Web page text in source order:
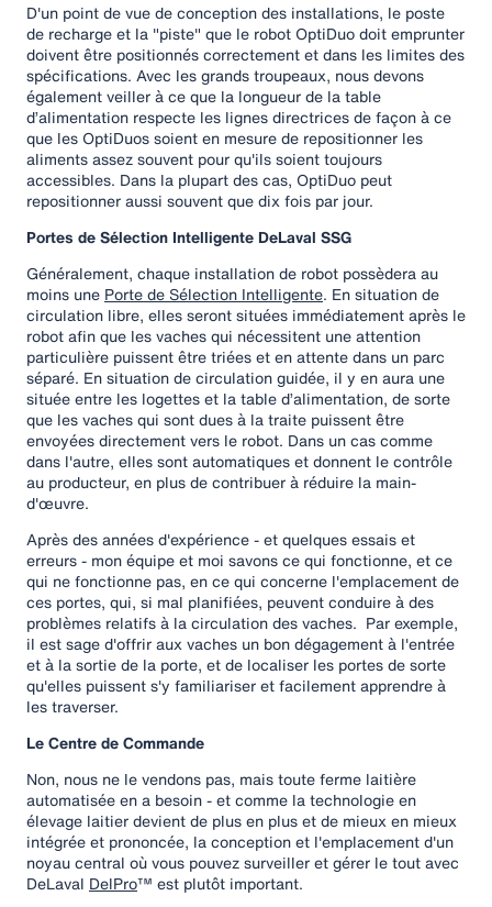
D'un point de vue de conception des installations, le poste
de recharge et la "piste" que le robot OptiDuo doit emprunter
doivent être positionnés correctement et dans les limites des
spécifications. Avec les grands troupeaux, nous devons
également veiller à ce que la longueur de la table
d’alimentation respecte les lignes directrices de façon à ce
que les OptiDuos soient en mesure de repositionner les
aliments assez souvent pour qu'ils soient toujours
accessibles. Dans la plupart des cas, OptiDuo peut
repositionner aussi souvent que dix fois par jour.
Portes de Sélection Intelligente DeLaval SSG
Généralement, chaque installation de robot possèdera au
moins une Porte de Sélection Intelligente. En situation de
circulation libre, elles seront situées immédiatement après le
robot afin que les vaches qui nécessitent une attention
particulière puissent être triées et en attente dans un parc
séparé. En situation de circulation guidée, il y en aura une
située entre les logettes et la table d’alimentation, de sorte
que les vaches qui sont dues à la traite puissent être
envoyées directement vers le robot. Dans un cas comme
dans l'autre, elles sont automatiques et donnent le contrôle
au producteur, en plus de contribuer à réduire la main-
d'œuvre.
Après des années d'expérience - et quelques essais et
erreurs - mon équipe et moi savons ce qui fonctionne, et ce
qui ne fonctionne pas, en ce qui concerne l'emplacement de
ces portes, qui, si mal planifiées, peuvent conduire à des
problèmes relatifs à la circulation des vaches. Par exemple,
il est sage d'offrir aux vaches un bon dégagement à l'entrée
et à la sortie de la porte, et de localiser les portes de sorte
qu'elles puissent s'y familiariser et facilement apprendre à
les traverser.
Le Centre de Commande
Non, nous ne le vendons pas, mais toute ferme laitière
automatisée en a besoin - et comme la technologie en
élevage laitier devient de plus en plus et de mieux en mieux
intégrée et prononcée, la conception et l'emplacement d'un
noyau central où vous pouvez surveiller et gérer le tout avec
DeLaval DelPro™ est plutôt important.